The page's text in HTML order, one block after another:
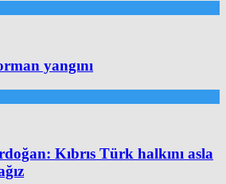
yangını
Kıbrıs Türk halkını asla